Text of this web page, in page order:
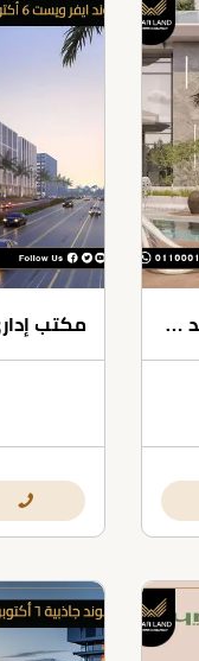
مكتب إداري بمساحة 110 متر مربع كمبوند ايفر ويست 6 أكتوبر